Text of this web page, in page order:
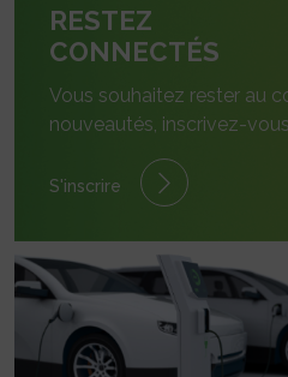
RESTEZ
CONNECTÉS
Vous souhaitez rester au
nouveautés, inscrivez-
S'inscrire